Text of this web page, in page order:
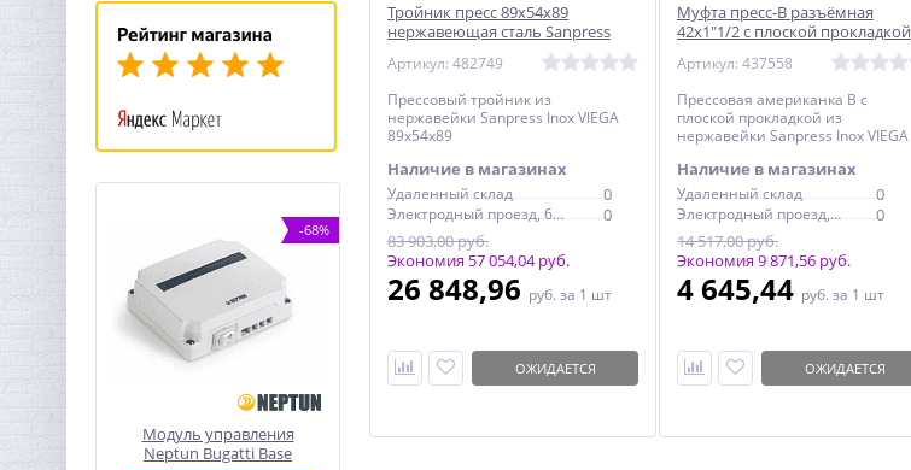
-68%
Модуль управления
Neptun Bugatti Base
Тройник пресс 89x54x89
нержавеющая сталь Sanpress
Артикул: 482749
Прессовый тройник из
нержавейки Sanpress Inox VIEGA
89x54x89
Наличие в магазинах
Удаленный склад 0
Электродный проезд, 6с1
0
83 903,00 руб.
Экономия 57 054,04 руб.
26 848,96 руб. за 1 шт
ОЖИДАЕТСЯ
Муфта пресс-В разъёмная
42x1"1/2 с плоской прокладкой
нержавеющая сталь Sanpress
Inox VIEGA
Артикул: 437558
Прессовая американка В с
плоской прокладкой из
нержавейки Sanpress Inox VIEGA
Наличие в магазинах
Удаленный склад 0
Электродный проезд, 6с1
0
14 517,00 руб.
Экономия 9 871,56 руб.
4 645,44 руб. за 1 шт
ОЖИДАЕТСЯ